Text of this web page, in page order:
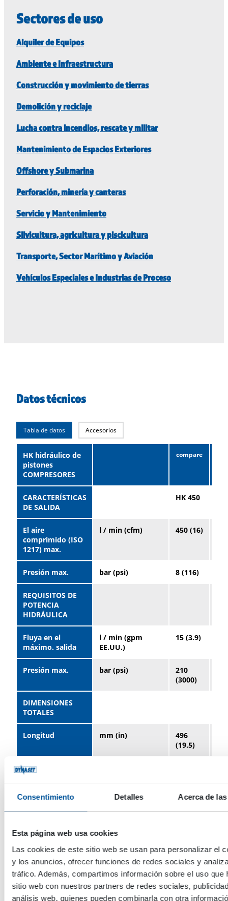
Consentimiento Detalles Acerca de
Esta página web usa cookies
Las cookies de este sitio web se usan para personalizar el
y los anuncios, ofrecer funciones de redes sociales y
tráfico. Además, compartimos información sobre el uso que
sitio web con nuestros partners de redes sociales,
análisis web, quienes pueden combinarla con otra
Sectores de uso
Alquiler de Equipos
Ambiente e Infraestructura
Construcción y movimiento de tierras
Demolición y reciclaje
Lucha contra incendios, rescate y militar
Mantenimiento de Espacios Exteriores
Offshore y Submarina
Perforación, minería y canteras
Servicio y Mantenimiento
Silvicultura, agricultura y piscicultura
Transporte, Sector Marítimo y Aviación
Vehículos Especiales e Industrias de Proceso
Datos técnicos
Tabla de datos Accesorios
HK hidráulico de
pistones
COMPRESORES
CARACTERÍSTICAS
DE SALIDA
HK 450
El aire
comprimido (ISO
1217) max.
l / min (cfm) 450 (16)
Presión max. bar (psi) 8 (116)
REQUISITOS DE
POTENCIA
HIDRÁULICA
Fluya en el
máximo. salida
l / min (gpm
EE.UU.)
15 (3.9)
Presión max. bar (psi)
210
(3000)
DIMENSIONES
TOTALES
Longitud mm (in)
496
(19.5)
Anchura
Altura mm (in)
446
(17.6)
460
Peso kg (libras)